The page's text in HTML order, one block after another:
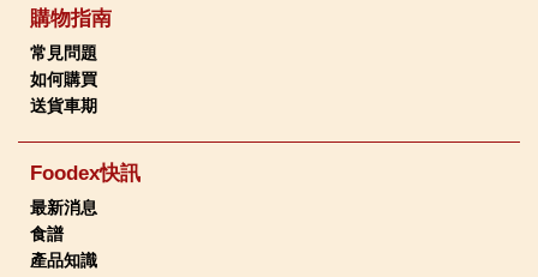
購物指南
常見問題
如何購買
送貨車期
Foodex快訊
最新消息
食譜
產品知識